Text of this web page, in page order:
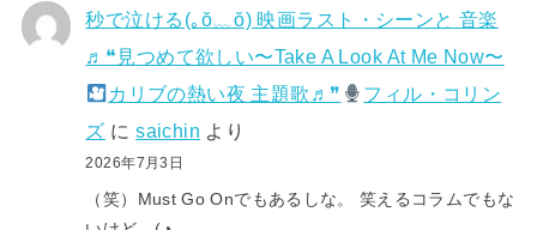
秒で泣ける(⁠｡⁠ŏ⁠﹏⁠ŏ⁠) 映画ラスト・シーンと 音楽
♬❝見つめて欲しい〜Take A Look At Me Now〜
カリブの熱い夜 主題歌♬❞
フィル・コリン
ズ にsaichin より
2026年7月3日
（笑）Must Go Onでもあるしな。 笑えるコラムでもな